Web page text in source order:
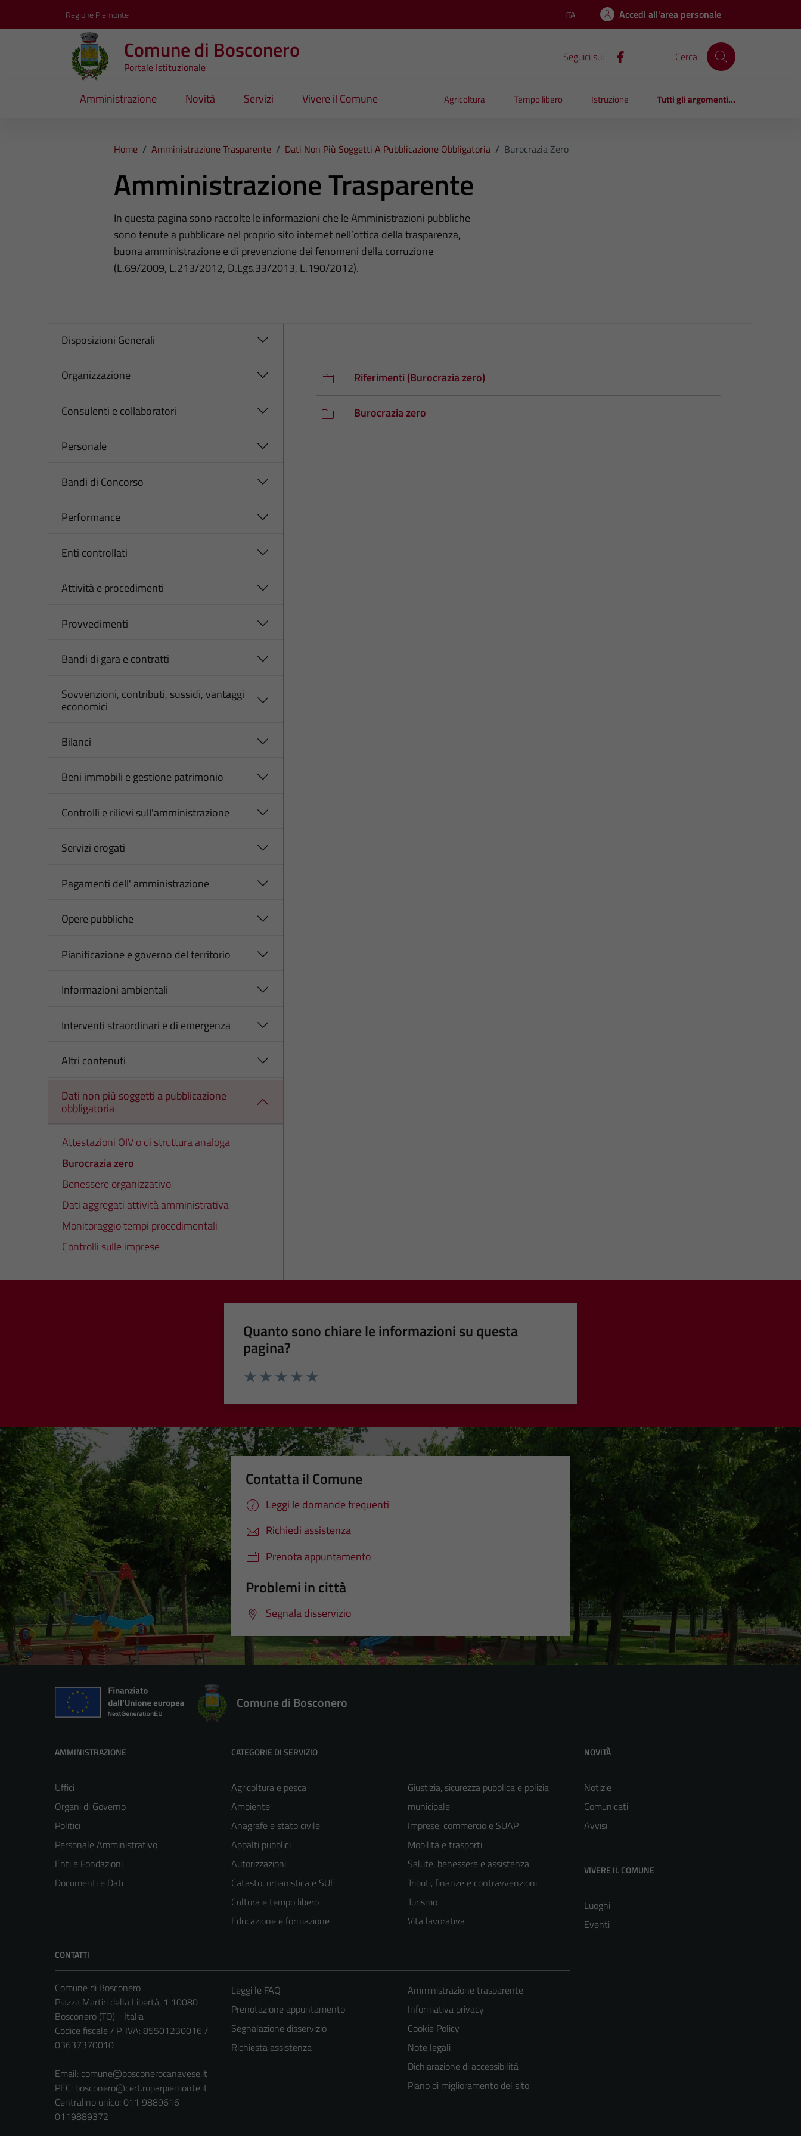
Regione Piemonte Lingua attiva:
ITA Accedi all'area personale
Comune di Bosconero
Portale Istituzionale
Seguici su: Cerca
Amministrazione Novità Servizi Vivere il Comune Agricoltura Tempo libero Istruzione Tutti gli argomenti...
Home / Amministrazione Trasparente / Dati Non Più Soggetti A Pubblicazione Obbligatoria / Burocrazia Zero
Amministrazione Trasparente
In questa pagina sono raccolte le informazioni che le Amministrazioni pubbliche
sono tenute a pubblicare nel proprio sito internet nell’ottica della trasparenza,
buona amministrazione e di prevenzione dei fenomeni della corruzione
(L.69/2009, L.213/2012, D.Lgs.33/2013, L.190/2012).
Disposizioni Generali
Organizzazione
Consulenti e collaboratori
Personale
Bandi di Concorso
Performance
Enti controllati
Attività e procedimenti
Provvedimenti
Bandi di gara e contratti
Sovvenzioni, contributi, sussidi, vantaggi
economici
Bilanci
Beni immobili e gestione patrimonio
Controlli e rilievi sull'amministrazione
Servizi erogati
Pagamenti dell' amministrazione
Opere pubbliche
Pianificazione e governo del territorio
Informazioni ambientali
Interventi straordinari e di emergenza
Altri contenuti
Dati non più soggetti a pubblicazione
obbligatoria
Attestazioni OIV o di struttura analoga
Burocrazia zero
Benessere organizzativo
Dati aggregati attività amministrativa
Monitoraggio tempi procedimentali
Controlli sulle imprese
Riferimenti (Burocrazia zero)
Burocrazia zero
Quanto sono chiare le informazioni su questa
pagina?
Contatta il Comune
Leggi le domande frequenti
Richiedi assistenza
Prenota appuntamento
Problemi in città
Segnala disservizio
Comune di Bosconero
AMMINISTRAZIONE
Uffici
Organi di Governo
Politici
Personale Amministrativo
Enti e Fondazioni
Documenti e Dati
CATEGORIE DI SERVIZIO
Agricoltura e pesca
Ambiente
Anagrafe e stato civile
Appalti pubblici
Autorizzazioni
Catasto, urbanistica e SUE
Cultura e tempo libero
Educazione e formazione
Giustizia, sicurezza pubblica e polizia
municipale
Imprese, commercio e SUAP
Mobilità e trasporti
Salute, benessere e assistenza
Tributi, finanze e contravvenzioni
Turismo
Vita lavorativa
NOVITÀ
Notizie
Comunicati
Avvisi
VIVERE IL COMUNE
Luoghi
Eventi
CONTATTI
Comune di Bosconero
Piazza Martiri della Libertà, 1 10080
Bosconero (TO) - Italia
Codice fiscale / P. IVA: 85501230016 /
03637370010
Email: comune@bosconerocanavese.it
PEC: bosconero@cert.ruparpiemonte.it
Centralino unico: 011 9889616 -
0119889372
Leggi le FAQ
Prenotazione appuntamento
Segnalazione disservizio
Richiesta assistenza
Amministrazione trasparente
Informativa privacy
Cookie Policy
Note legali
Dichiarazione di accessibilità
Piano di miglioramento del sito
Tecnici
Questi cookie
per il